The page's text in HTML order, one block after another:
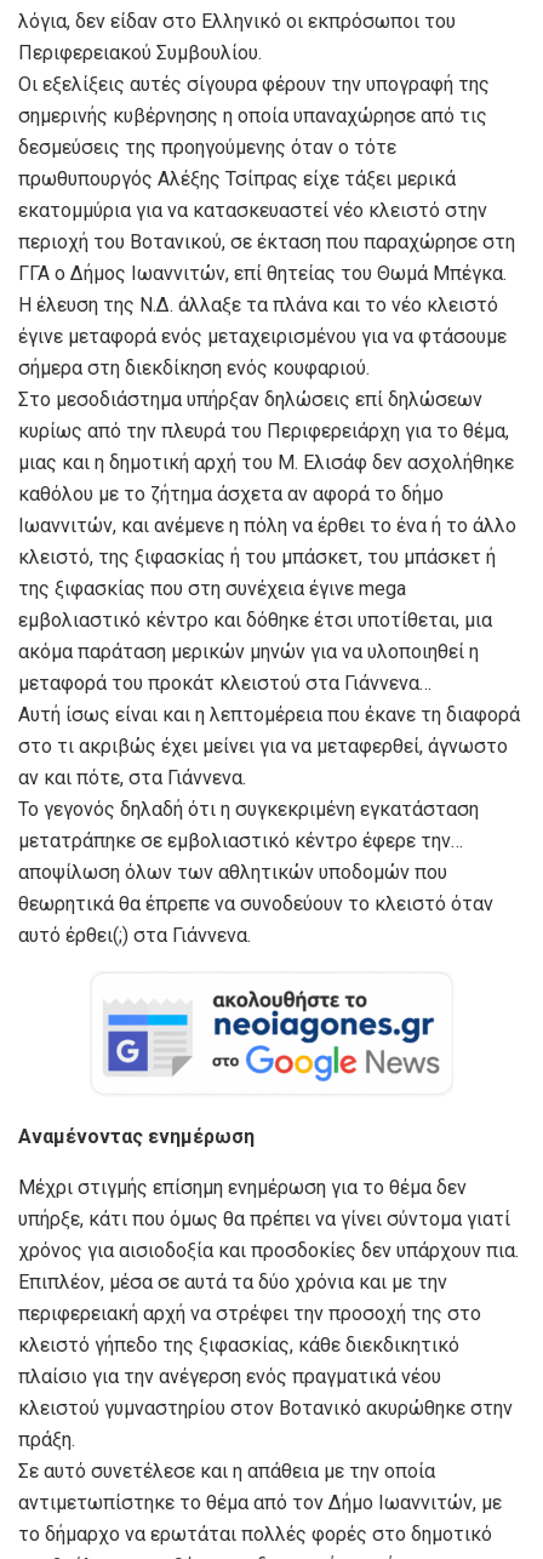
λόγια, δεν είδαν στο Ελληνικό οι εκπρόσωποι του
Περιφερειακού Συμβουλίου.
Οι εξελίξεις αυτές σίγουρα φέρουν την υπογραφή της
σημερινής κυβέρνησης η οποία υπαναχώρησε από τις
δεσμεύσεις της προηγούμενης όταν ο τότε
πρωθυπουργός Αλέξης Τσίπρας είχε τάξει μερικά
εκατομμύρια για να κατασκευαστεί νέο κλειστό στην
περιοχή του Βοτανικού, σε έκταση που παραχώρησε στη
ΓΓΑ ο Δήμος Ιωαννιτών, επί θητείας του Θωμά Μπέγκα.
Η έλευση της Ν.Δ. άλλαξε τα πλάνα και το νέο κλειστό
έγινε μεταφορά ενός μεταχειρισμένου για να φτάσουμε
σήμερα στη διεκδίκηση ενός κουφαριού.
Στο μεσοδιάστημα υπήρξαν δηλώσεις επί δηλώσεων
κυρίως από την πλευρά του Περιφερειάρχη για το θέμα,
μιας και η δημοτική αρχή του Μ. Ελισάφ δεν ασχολήθηκε
καθόλου με το ζήτημα άσχετα αν αφορά το δήμο
Ιωαννιτών, και ανέμενε η πόλη να έρθει το ένα ή το άλλο
κλειστό, της ξιφασκίας ή του μπάσκετ, του μπάσκετ ή
της ξιφασκίας που στη συνέχεια έγινε mega
εμβολιαστικό κέντρο και δόθηκε έτσι υποτίθεται, μια
ακόμα παράταση μερικών μηνών για να υλοποιηθεί η
μεταφορά του προκάτ κλειστού στα Γιάννενα…
Αυτή ίσως είναι και η λεπτομέρεια που έκανε τη διαφορά
στο τι ακριβώς έχει μείνει για να μεταφερθεί, άγνωστο
αν και πότε, στα Γιάννενα.
Το γεγονός δηλαδή ότι η συγκεκριμένη εγκατάσταση
μετατράπηκε σε εμβολιαστικό κέντρο έφερε την…
αποψίλωση όλων των αθλητικών υποδομών που
θεωρητικά θα έπρεπε να συνοδεύουν το κλειστό όταν
αυτό έρθει(;) στα Γιάννενα.
Αναμένοντας ενημέρωση
Μέχρι στιγμής επίσημη ενημέρωση για το θέμα δεν
υπήρξε, κάτι που όμως θα πρέπει να γίνει σύντομα γιατί
χρόνος για αισιοδοξία και προσδοκίες δεν υπάρχουν πια.
Επιπλέον, μέσα σε αυτά τα δύο χρόνια και με την
περιφερειακή αρχή να στρέφει την προσοχή της στο
κλειστό γήπεδο της ξιφασκίας, κάθε διεκδικητικό
πλαίσιο για την ανέγερση ενός πραγματικά νέου
κλειστού γυμναστηρίου στον Βοτανικό ακυρώθηκε στην
πράξη.
Σε αυτό συνετέλεσε και η απάθεια με την οποία
αντιμετωπίστηκε το θέμα από τον Δήμο Ιωαννιτών, με
το δήμαρχο να ερωτάται πολλές φορές στο δημοτικό